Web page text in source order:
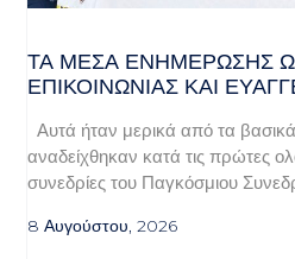
ΤΑ ΜΈΣΑ ΕΝΗΜΈΡΩΣΗΣ
ΕΠΙΚΟΙΝΩΝΊΑΣ ΚΑΙ
Αυτά ήταν μερικά από τα
αναδείχθηκαν κατά τις πρώτες
συνεδρίες του Παγκόσμιου
8 Αυγούστου, 2026